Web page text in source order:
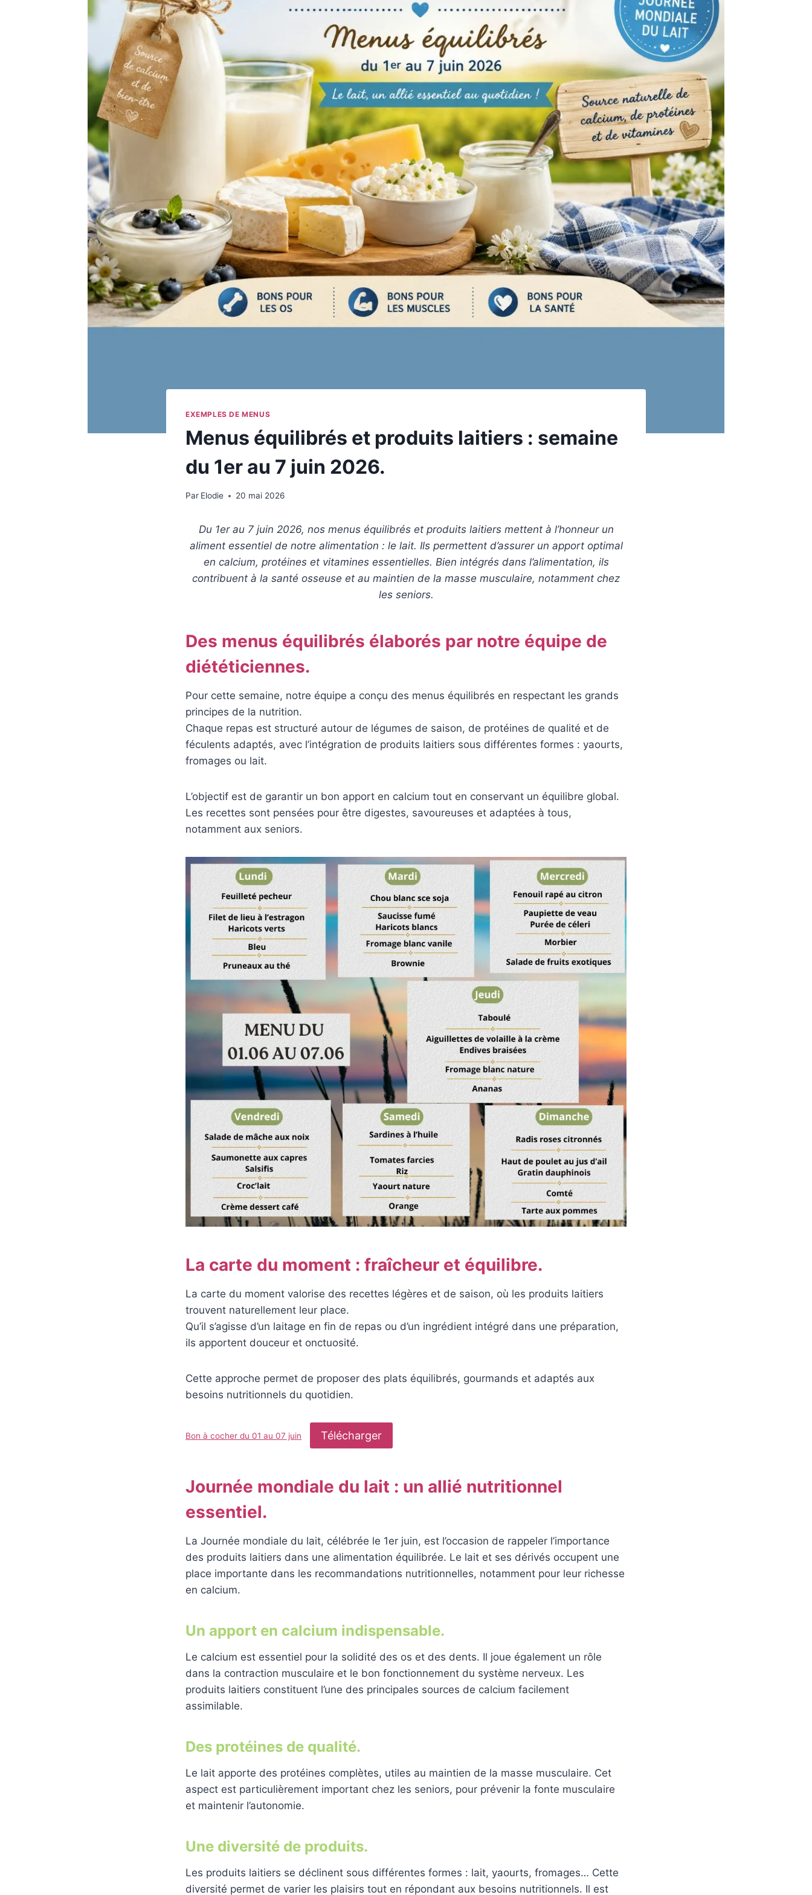
EXEMPLES DE MENUS
Menus équilibrés et produits laitiers : semaine
du 1er au 7 juin 2026.
Par Elodie 20 mai 2026
Du 1er au 7 juin 2026, nos menus équilibrés et produits laitiers mettent à l’honneur un
aliment essentiel de notre alimentation : le lait. Ils permettent d’assurer un apport optimal
en calcium, protéines et vitamines essentielles. Bien intégrés dans l’alimentation, ils
contribuent à la santé osseuse et au maintien de la masse musculaire, notamment chez
les seniors.
Des menus équilibrés élaborés par notre équipe de
diététiciennes.
Pour cette semaine, notre équipe a conçu des menus équilibrés en respectant les grands
principes de la nutrition.
Chaque repas est structuré autour de légumes de saison, de protéines de qualité et de
féculents adaptés, avec l’intégration de produits laitiers sous différentes formes : yaourts,
fromages ou lait.
L’objectif est de garantir un bon apport en calcium tout en conservant un équilibre global.
Les recettes sont pensées pour être digestes, savoureuses et adaptées à tous,
notamment aux seniors.
La carte du moment : fraîcheur et équilibre.
La carte du moment valorise des recettes légères et de saison, où les produits laitiers
trouvent naturellement leur place.
Qu’il s’agisse d’un laitage en fin de repas ou d’un ingrédient intégré dans une préparation,
ils apportent douceur et onctuosité.
Cette approche permet de proposer des plats équilibrés, gourmands et adaptés aux
besoins nutritionnels du quotidien.
Bon à cocher du 01 au 07 juin Télécharger
Journée mondiale du lait : un allié nutritionnel
essentiel.
La Journée mondiale du lait, célébrée le 1er juin, est l’occasion de rappeler l’importance
des produits laitiers dans une alimentation équilibrée. Le lait et ses dérivés occupent une
place importante dans les recommandations nutritionnelles, notamment pour leur richesse
en calcium.
Un apport en calcium indispensable.
Le calcium est essentiel pour la solidité des os et des dents. Il joue également un rôle
dans la contraction musculaire et le bon fonctionnement du système nerveux. Les
produits laitiers constituent l’une des principales sources de calcium facilement
assimilable.
Des protéines de qualité.
Le lait apporte des protéines complètes, utiles au maintien de la masse musculaire. Cet
aspect est particulièrement important chez les seniors, pour prévenir la fonte musculaire
et maintenir l’autonomie.
Une diversité de produits.
Les produits laitiers se déclinent sous différentes formes : lait, yaourts, fromages… Cette
diversité permet de varier les plaisirs tout en répondant aux besoins nutritionnels. Il est